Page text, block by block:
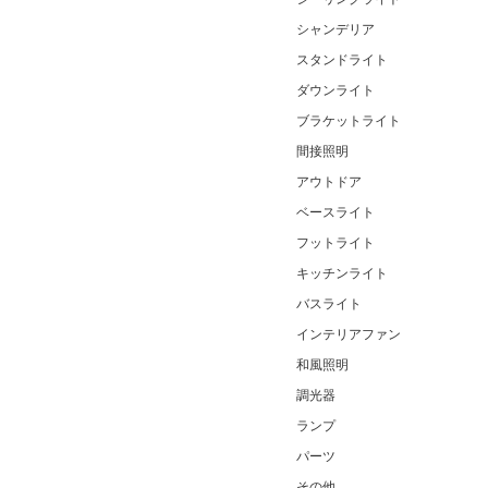
シャンデリア
スタンドライト
ダウンライト
ブラケットライト
間接照明
アウトドア
ベースライト
フットライト
キッチンライト
バスライト
インテリアファン
和風照明
調光器
ランプ
パーツ